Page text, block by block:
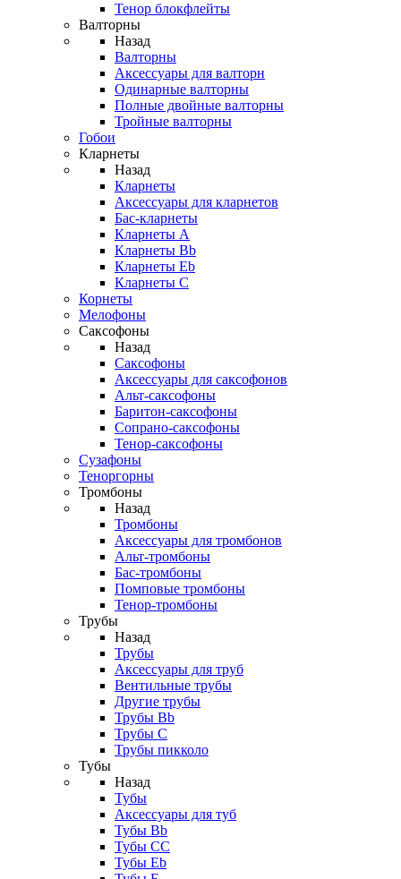
Тенор блокфлейты
Валторны
Назад
Валторны
Аксессуары для валторн
Одинарные валторны
Полные двойные валторны
Тройные валторны
Гобои
Кларнеты
Назад
Кларнеты
Аксессуары для кларнетов
Бас-кларнеты
Кларнеты A
Кларнеты Bb
Кларнеты Eb
Кларнеты С
Корнеты
Мелофоны
Саксофоны
Назад
Саксофоны
Аксессуары для саксофонов
Альт-саксофоны
Баритон-саксофоны
Сопрано-саксофоны
Тенор-саксофоны
Сузафоны
Теноргорны
Тромбоны
Назад
Тромбоны
Аксессуары для тромбонов
Альт-тромбоны
Бас-тромбоны
Помповые тромбоны
Тенор-тромбоны
Трубы
Назад
Трубы
Аксессуары для труб
Вентильные трубы
Другие трубы
Трубы Bb
Трубы C
Трубы пикколо
Тубы
Назад
Тубы
Аксессуары для туб
Тубы Bb
Тубы CC
Тубы Eb